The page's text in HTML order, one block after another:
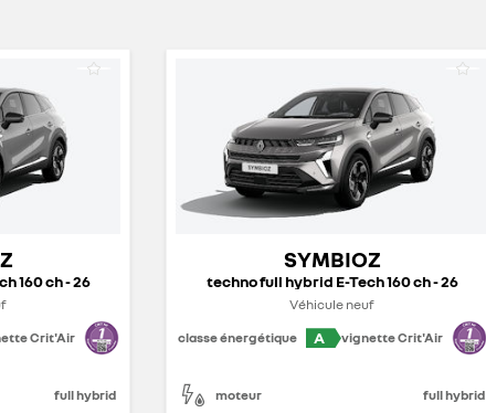
160 ch - 26
Crit'Air
full hybrid
SYMBIOZ
techno full hybrid E-Tech 160 ch - 26
Véhicule neuf
classe énergétique
A vignette Crit'Air
moteur full hybrid